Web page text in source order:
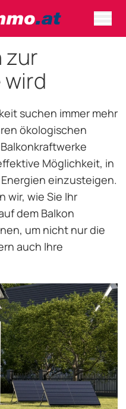
zur
suchen immer mehr
ökologischen
Möglichkeit, in
einzusteigen.
wir, wie Sie Ihr
dem Balkon
um nicht nur die
auch Ihre